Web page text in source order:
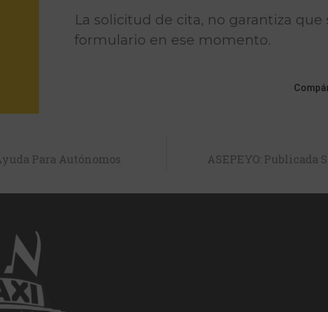
La solicitud de cita, no garantiza
formulario en ese momento.
Para Autónomos ASEPEYO: Publicada